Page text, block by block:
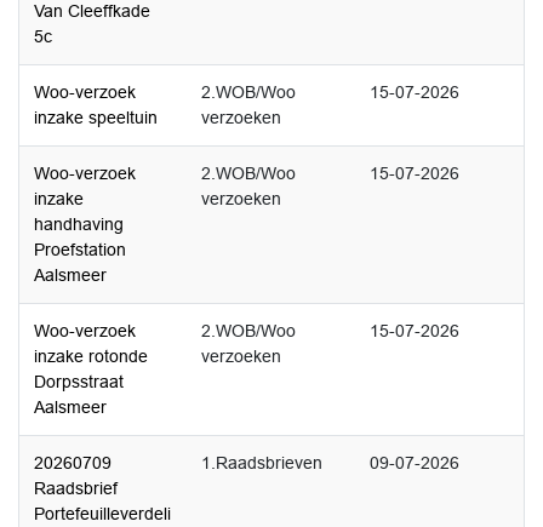
Van Cleeffkade
5c
Woo-verzoek
inzake speeltuin
2.WOB/Woo
verzoeken
15-07-2026
Woo-verzoek
inzake
handhaving
Proefstation
Aalsmeer
2.WOB/Woo
verzoeken
15-07-2026
Woo-verzoek
inzake rotonde
Dorpsstraat
Aalsmeer
2.WOB/Woo
verzoeken
15-07-2026
20260709
Raadsbrief
Portefeuilleverdeli
1.Raadsbrieven 09-07-2026